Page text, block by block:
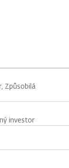
Způsobilá
investor